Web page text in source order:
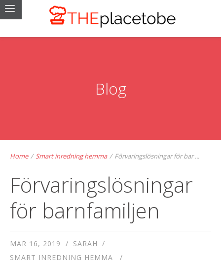
Blog
Home / Smart inredning hemma / Förvaringslösningar för bar ...
Förvaringslösningar
för barnfamiljen
MAR 16, 2019
SARAH
SMART INREDNING HEMMA